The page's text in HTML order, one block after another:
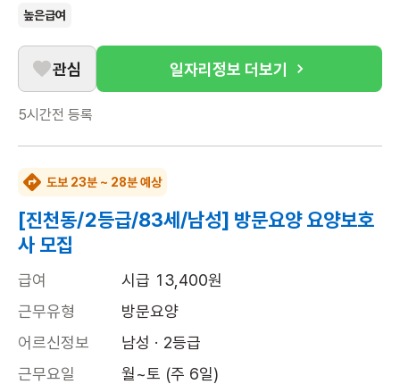
높은급여
관심 일자리정보 더보기
5시간전 등록
도보 23분 ~ 28분 예상
[진천동/2등급/83세/남성] 방문요양 요양보호
사 모집
급여
시급 13,400원
근무유형
방문요양
어르신정보
남성 · 2등급
근무요일
월~토 (주 6일)